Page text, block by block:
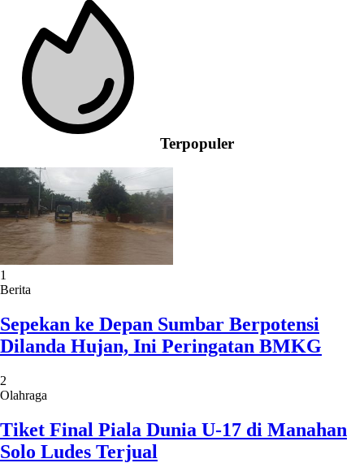
Terpopuler
1
Berita
Sepekan ke Depan Sumbar Berpotensi
Dilanda Hujan, Ini Peringatan BMKG
2
Olahraga
Tiket Final Piala Dunia U-17 di Manahan
Solo Ludes Terjual